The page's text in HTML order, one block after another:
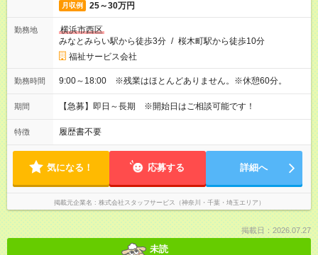
月収例 25～30万円
勤務地
横浜市西区
みなとみらい駅から徒歩3分 / 桜木町駅から徒歩10分
福祉サービス会社
勤務時間 9:00～18:00 ※残業はほとんどありません。※休憩60分。
期間 【急募】即日～長期 ※開始日はご相談可能です！
特徴 履歴書不要
気になる！ 応募する 詳細へ
掲載元企業名 株式会社スタッフサービス（神奈川・千葉・埼玉エリア）
掲載日：2026.07.27
未読